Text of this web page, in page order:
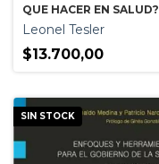
QUE HACER EN SALUD?
Leonel Tesler
$13.700,00
SIN STOCK